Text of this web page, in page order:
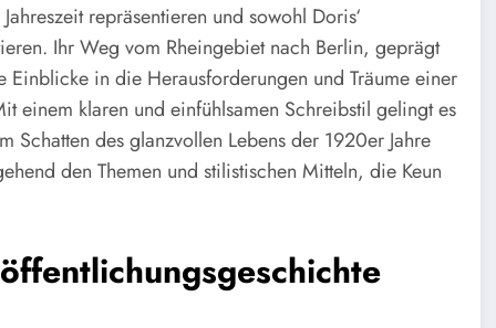
repräsentieren und sowohl Doris‘
Ihr Weg vom Rheingebiet nach Berlin, geprägt
in die Herausforderungen und Träume einer
einem klaren und einfühlsamen Schreibstil gelingt es
des glanzvollen Lebens der 1920er Jahre
den Themen und stilistischen Mitteln, die Keun